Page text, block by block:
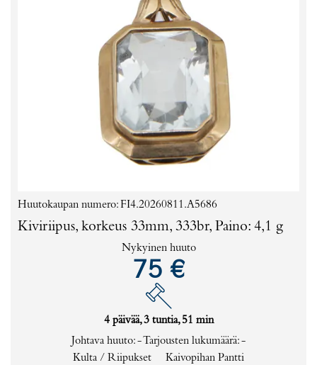
Huutokaupan numero: FI4.20260811.A5686
Kiviriipus, korkeus 33mm, 333br, Paino: 4,1 g
Nykyinen huuto
75 €
4 päivää, 3 tuntia, 51 min
Johtava huuto:-Tarjousten lukumäärä:-
Kulta / Riipukset
Kaivopihan Pantti